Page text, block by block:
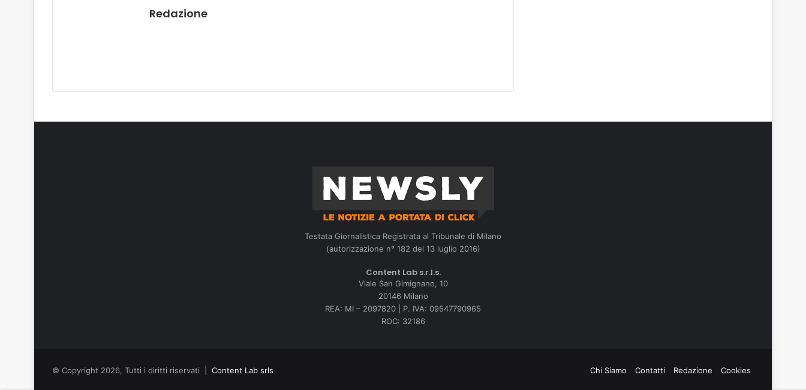
Redazione
Testata Giornalistica Registrata al Tribunale di Milano
(autorizzazione n° 182 del 13 luglio 2016)
Content Lab s.r.l.s.
Viale San Gimignano, 10
20146 Milano
REA: MI – 2097820 | P. IVA: 09547790965
ROC: 32186
© Copyright 2026, Tutti i diritti riservati | Content Lab srls Chi Siamo Contatti Redazione Cookies